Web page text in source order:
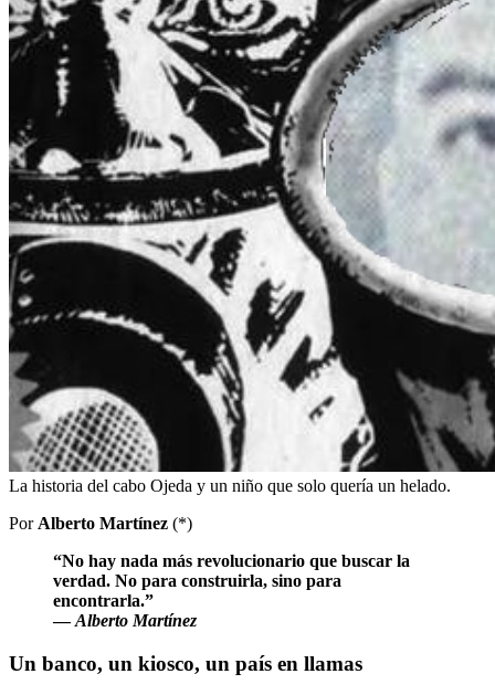
La historia del cabo Ojeda y un niño que solo quería un helado.
Por Alberto Martínez (*)
“No hay nada más revolucionario que buscar la
verdad. No para construirla, sino para
encontrarla.”
—Alberto Martínez
Un banco, un kiosco, un país en llamas